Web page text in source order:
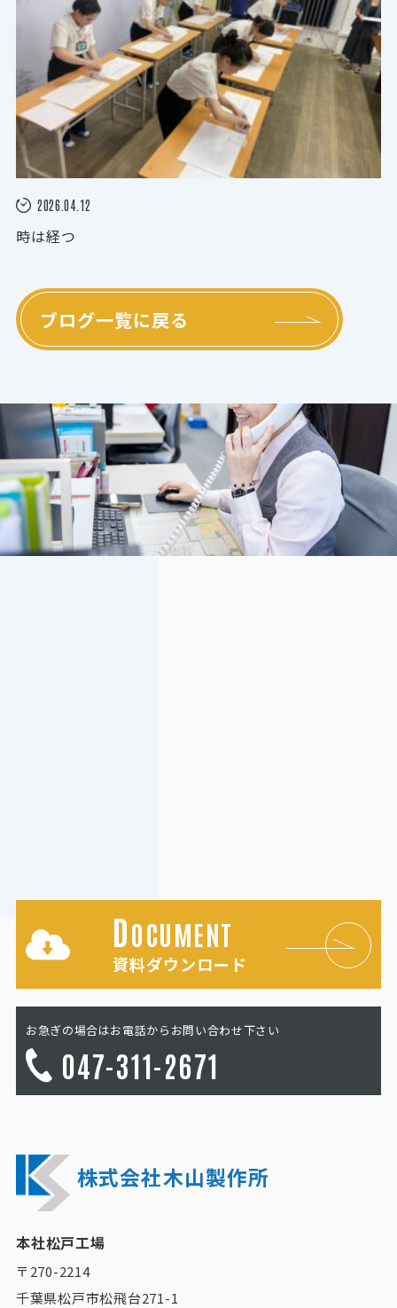
2026.04.12
時は経つ
ブログ一覧に戻る
DOCUMENT
資料ダウンロード
お急ぎの場合はお電話からお問い合わせ下さい
047-311-2671
株式会社木山製作所
本社松戸工場
〒270-2214
千葉県松戸市松飛台271-1